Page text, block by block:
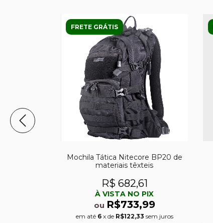
FRETE GRÁTIS
Mochila Tática Nitecore BP20 de
materiais têxteis
R$ 682,61
À VISTA NO PIX
ou R$733,99
em até 6 x de R$122,33 sem juros